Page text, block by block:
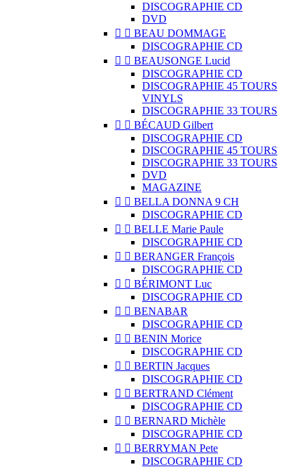
DISCOGRAPHIE CD
DVD
  BEAU DOMMAGE
DISCOGRAPHIE CD
  BEAUSONGE Lucid
DISCOGRAPHIE CD
DISCOGRAPHIE 45 TOURS
VINYLS
DISCOGRAPHIE 33 TOURS
  BÉCAUD Gilbert
DISCOGRAPHIE CD
DISCOGRAPHIE 45 TOURS
DISCOGRAPHIE 33 TOURS
DVD
MAGAZINE
  BELLA DONNA 9 CH
DISCOGRAPHIE CD
  BELLE Marie Paule
DISCOGRAPHIE CD
  BERANGER François
DISCOGRAPHIE CD
  BÉRIMONT Luc
DISCOGRAPHIE CD
  BENABAR
DISCOGRAPHIE CD
  BENIN Morice
DISCOGRAPHIE CD
  BERTIN Jacques
DISCOGRAPHIE CD
  BERTRAND Clément
DISCOGRAPHIE CD
  BERNARD Michèle
DISCOGRAPHIE CD
  BERRYMAN Pete
DISCOGRAPHIE CD